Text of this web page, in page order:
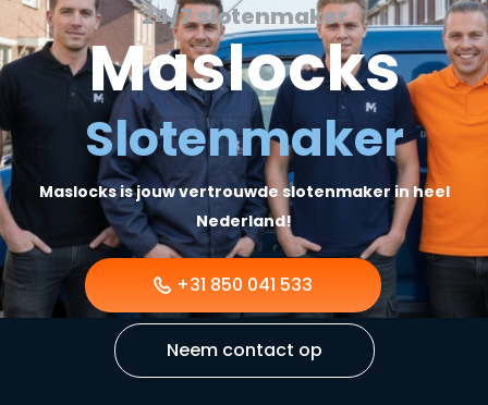
24/7 slotenmaker
Maslocks
Slotenmaker
Maslocks is jouw vertrouwde slotenmaker in heel
Nederland!
+31 850 041 533
Neem contact op